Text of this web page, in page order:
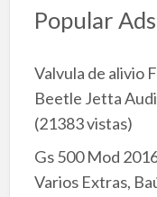
Popular
Valvula de alivio
Beetle Jetta
(21383 vistas)
Gs 500 Mod
Varios Extras,